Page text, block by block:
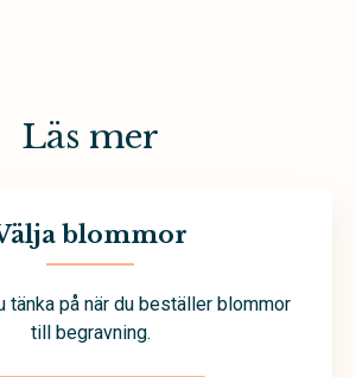
Läs mer
blommor
tänka på när du beställer blommor
till begravning.